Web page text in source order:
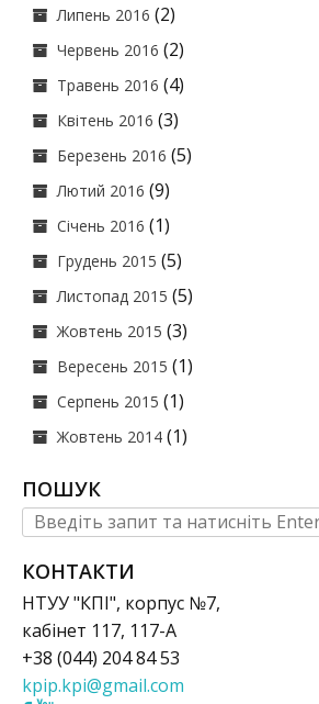
Липень 2016 (2)
Червень 2016 (2)
Травень 2016 (4)
Квітень 2016 (3)
Березень 2016 (5)
Лютий 2016 (9)
Січень 2016 (1)
Грудень 2015 (5)
Листопад 2015 (5)
Жовтень 2015 (3)
Вересень 2015 (1)
Серпень 2015 (1)
Жовтень 2014 (1)
ПОШУК
КОНТАКТИ
НТУУ "КПІ", корпус №7,
кабінет 117, 117-А
+38 (044) 204 84 53
kpip.kpi@gmail.com